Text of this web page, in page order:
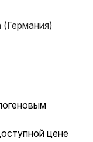
(Германия)
цене